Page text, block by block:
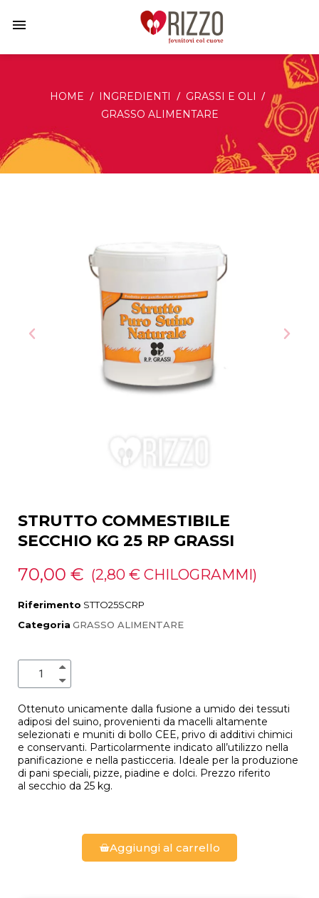
menu
HOME INGREDIENTI
GRASSI E OLI
GRASSO ALIMENTARE
STRUTTO COMMESTIBILE
SECCHIO KG 25 RP GRASSI
70,00 € (2,80 € CHILOGRAMMI)
Riferimento STTO25SCRP
Categoria GRASSO ALIMENTARE
Ottenuto unicamente dalla fusione a umido dei tessuti
adiposi del suino, provenienti da macelli altamente
selezionati e muniti di bollo CEE, privo di additivi chimici
e conservanti. Particolarmente indicato all’utilizzo nella
panificazione e nella pasticceria. Ideale per la produzione
di pani speciali, pizze, piadine e dolci. Prezzo riferito
al secchio da 25 kg.
Aggiungi al carrello